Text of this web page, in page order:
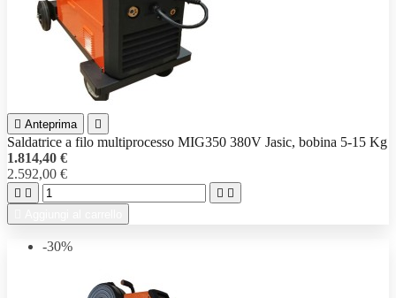
 Anteprima 
Saldatrice a filo multiprocesso MIG350 380V Jasic, bobina 5-15 Kg
1.814,40 €
2.592,00 €
   
-30%